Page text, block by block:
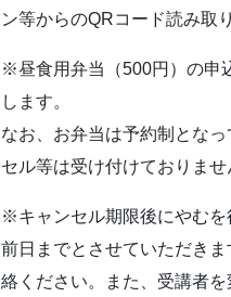
ン等からのQRコード読み取
※昼食用弁当（500円）の申
します。
なお、お弁当は予約制とな
セル等は受け付けておりませ
※キャンセル期限後にやむを
前日までとさせていただき
絡ください。また、受講者